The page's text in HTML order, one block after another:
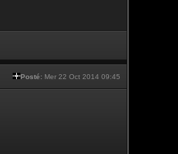
Posté: Mer 22 Oct 2014 09:45